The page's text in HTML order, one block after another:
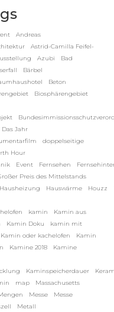
Andreas
Astrid-Camilla Feifel-
Azubi
Bad
Bärbel
Beton
Biosphärengebiet
Das Jahr
doppelseitige
Hour
Event Fernsehen
Preis des Mittelstands
Hausheizung Hauswärme Houzz
kamin
Kamin aus
Kamin Doku
kamin mit
Kamin oder kachelofen
Kamin
Kamine 2018
Kamine
Kaminspeicherdauer
map
Massachusetts
Messe
Messe
Metall